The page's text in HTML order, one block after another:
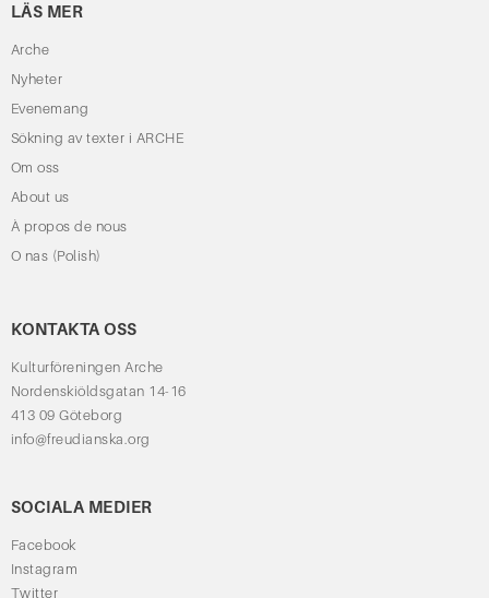
LÄS MER
Arche
Nyheter
Evenemang
Sökning av texter i ARCHE
Om oss
About us
À propos de nous
O nas (Polish)
KONTAKTA OSS
Kulturföreningen Arche
Nordenskiöldsgatan 14-16
413 09 Göteborg
info@freudianska.org
SOCIALA MEDIER
Facebook
Instagram
Twitter